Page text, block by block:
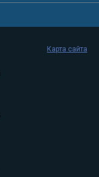
Карта сайта